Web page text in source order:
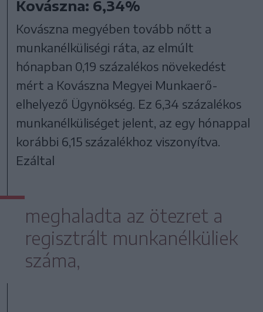
Kovászna: 6,34%
Kovászna megyében tovább nőtt a
munkanélküliségi ráta, az elmúlt
hónapban 0,19 százalékos növekedést
mért a Kovászna Megyei Munkaerő-
elhelyező Ügynökség. Ez 6,34 százalékos
munkanélküliséget jelent, az egy hónappal
korábbi 6,15 százalékhoz viszonyítva.
Ezáltal
meghaladta az ötezret a
regisztrált munkanélküliek
száma,